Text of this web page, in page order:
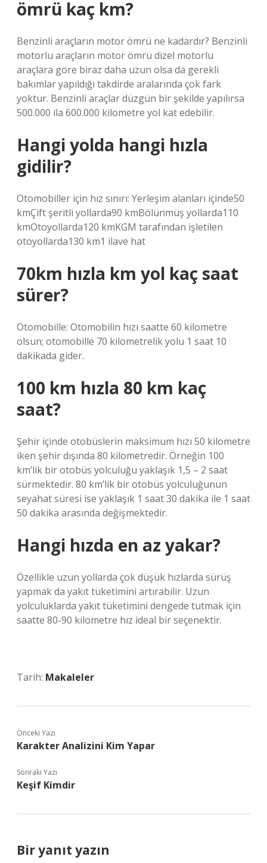
ömrü kaç km?
Benzinli araçların motor ömrü ne kadardır? Benzinli
motorlu araçların motor ömrü dizel motorlu
araçlara göre biraz daha uzun olsa da gerekli
bakımlar yapıldığı takdirde aralarında çok fark
yoktur. Benzinli araçlar düzgün bir şekilde yapılırsa
500.000 ila 600.000 kilometre yol kat edebilir.
Hangi yolda hangi hızla
gidilir?
Otomobiller için hız sınırı: Yerleşim alanları içinde50
kmÇift şeritli yollarda90 kmBölünmüş yollarda110
kmOtoyollarda120 kmKGM tarafından işletilen
otoyollarda130 km1 ilave hat
70km hızla km yol kaç saat
sürer?
Otomobille: Otomobilin hızı saatte 60 kilometre
olsun; otomobille 70 kilometrelik yolu 1 saat 10
dakikada gider.
100 km hızla 80 km kaç
saat?
Şehir içinde otobüslerin maksimum hızı 50 kilometre
iken şehir dışında 80 kilometredir. Örneğin 100
km’lik bir otobüs yolculuğu yaklaşık 1,5 – 2 saat
sürmektedir. 80 km’lik bir otobüs yolculuğunun
seyahat süresi ise yaklaşık 1 saat 30 dakika ile 1 saat
50 dakika arasında değişmektedir.
Hangi hızda en az yakar?
Özellikle uzun yollarda çok düşük hızlarda sürüş
yapmak da yakıt tüketimini artırabilir. Uzun
yolculuklarda yakıt tüketimini dengede tutmak için
saatte 80-90 kilometre hız ideal bir seçenektir.
Tarih: Makaleler
Önceki Yazı
Karakter Analizini Kim Yapar
Sonraki Yazı
Keşif Kimdir
Bir yanıt yazın